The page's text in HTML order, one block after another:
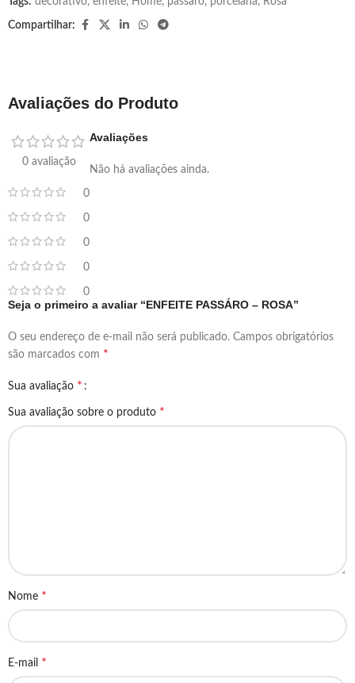
Compartilhar:
Avaliações do Produto
0 avaliação
0
0
0
0
0
Avaliações
Não há avaliações ainda.
Seja o primeiro a avaliar “ENFEITE PASSÁRO – ROSA”
O seu endereço de e-mail não será publicado. Campos obrigatórios
são marcados com *
Sua avaliação *
Sua avaliação sobre o produto *
Nome *
E-mail *